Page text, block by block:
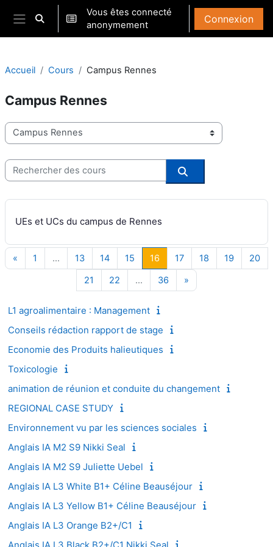
Passer au contenu principal
Panneau latéral
Activer/désactiver la saisie de recherche
Vous êtes connecté
anonymement
Connexion
Accueil Cours Campus Rennes
Campus Rennes
Catégories de cours
Rechercher des cours
Rechercher des
UEs et UCs du campus de Rennes
« Page précédente
1 Page 1
… 13Page 13
14Page 14
15 Page 15
16Page 16
17Page 17
18 Page 18
19Page 19
20
21 Page 21
22Page 22
… 36Page 36
»Page suivante
L1 agroalimentaire : Management
Conseils rédaction rapport de stage
Economie des Produits halieutiques
Toxicologie
animation de réunion et conduite du changement
REGIONAL CASE STUDY
Environnement vu par les sciences sociales
Anglais IA M2 S9 Nikki Seal
Anglais IA M2 S9 Juliette Uebel
Anglais IA L3 White B1+ Céline Beauséjour
Anglais IA L3 Yellow B1+ Céline Beauséjour
Anglais IA L3 Orange B2+/C1
Anglais IA L3 Black B2+/C1 Nikki Seal